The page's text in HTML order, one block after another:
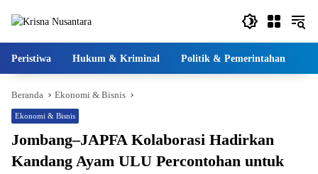
Peristiwa Hukum & Kriminal Politik & Pemerintahan
Beranda Ekonomi & Bisnis
Ekonomi & Bisnis
Jombang–JAPFA Kolaborasi Hadirkan
Kandang Ayam ULU Percontohan untuk